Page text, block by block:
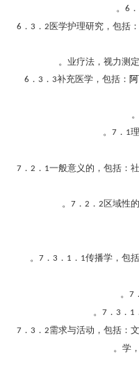
6 ．
6 ． 3 ． 2医学护理研究，包括
业疗法，视力测
6 ． 3 ． 3补充医学，包括：
7 ． 1
7 ． 2 ． 1一般意义的，包括：
7 ． 2 ． 2区域性
7 ． 3 ． 1 ． 1传播学，包
7 ．
7 ． 3 ． 1
7 ． 3 ． 2需求与活动，包括：
学